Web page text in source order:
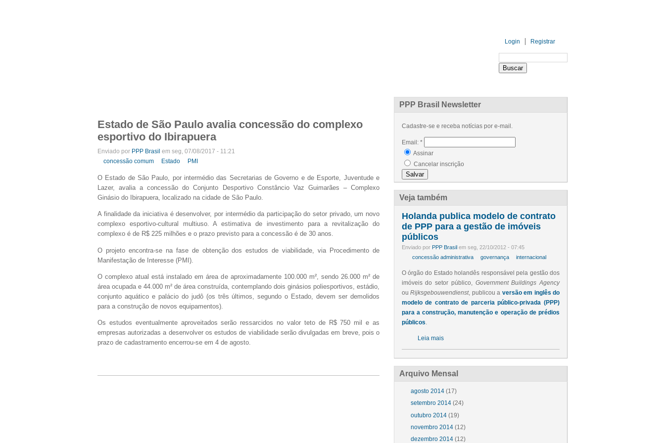
Login Registrar
Estado de São Paulo avalia concessão do complexo
esportivo do Ibirapuera
Enviado por PPP Brasil em seg, 07/08/2017 - 11:21
concessão comum
Estado PMI
O Estado de São Paulo, por intermédio das Secretarias de Governo e de Esporte, Juventude e
Lazer, avalia a concessão do Conjunto Desportivo Constâncio Vaz Guimarães – Complexo
Ginásio do Ibirapuera, localizado na cidade de São Paulo.
A finalidade da iniciativa é desenvolver, por intermédio da participação do setor privado, um novo
complexo esportivo-cultural multiuso. A estimativa de investimento para a revitalização do
complexo é de R$ 225 milhões e o prazo previsto para a concessão é de 30 anos.
O projeto encontra-se na fase de obtenção dos estudos de viabilidade, via Procedimento de
Manifestação de Interesse (PMI).
O complexo atual está instalado em área de aproximadamente 100.000 m², sendo 26.000 m² de
área ocupada e 44.000 m² de área construída, contemplando dois ginásios poliesportivos, estádio,
conjunto aquático e palácio do judô (os três últimos, segundo o Estado, devem ser demolidos
para a construção de novos equipamentos).
Os estudos eventualmente aproveitados serão ressarcidos no valor teto de R$ 750 mil e as
empresas autorizadas a desenvolver os estudos de viabilidade serão divulgadas em breve, pois o
prazo de cadastramento encerrou-se em 4 de agosto.
PPP Brasil Newsletter
Cadastre-se e receba notícias por e-mail.
Email: *
Assinar
Cancelar inscrição
Veja também
Holanda publica modelo de contrato
de PPP para a gestão de imóveis
públicos
Enviado por PPP Brasilem seg, 22/10/2012 - 07:45
concessão administrativa
governança internacional
O órgão do Estado holandês responsável pela gestão dos
imóveis do setor público, Government Buildings Agency
ou Rijksgebouwendienst, publicou a versão em inglês do
modelo de contrato de parceria público-privada (PPP)
para a construção, manutenção e operação de prédios
públicos.
Leia mais
Arquivo Mensal
agosto 2014(17)
setembro 2014(24)
outubro 2014(19)
novembro 2014(12)
dezembro 2014(12)